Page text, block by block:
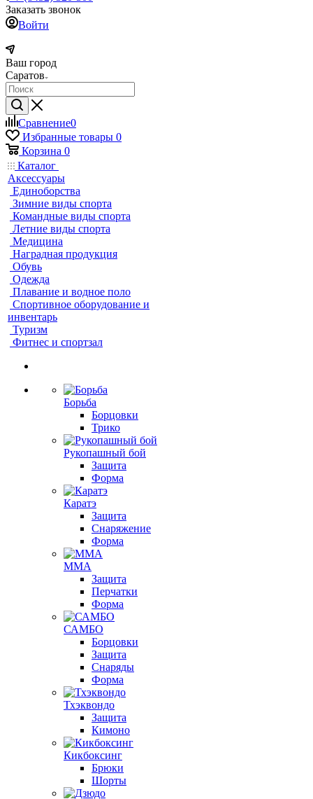
Заказать звонок
Войти
Ваш город
Саратов
Сравнение0
Избранные товары 0
Корзина 0
Каталог
Аксессуары
Единоборства
Зимние виды спорта
Командные виды спорта
Летние виды спорта
Медицина
Наградная продукция
Обувь
Одежда
Плавание и водное поло
Спортивное оборудование и
инвентарь
Туризм
Фитнес и спортзал
Борьба
Борцовки
Трико
Рукопашный бой
Защита
Форма
Каратэ
Защита
Снаряжение
Форма
ММА
Защита
Перчатки
Форма
САМБО
Борцовки
Защита
Снаряды
Форма
Тхэквондо
Защита
Кимоно
Кикбоксинг
Брюки
Шорты